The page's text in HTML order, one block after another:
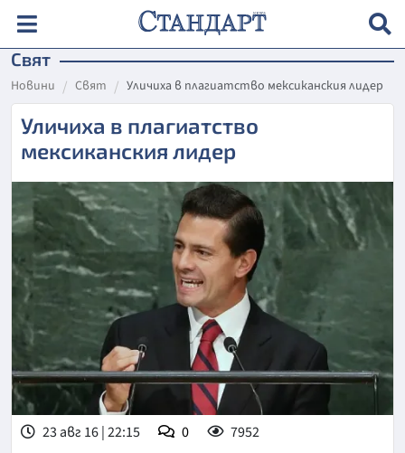
Свят
Новини Свят Уличиха в плагиатство мексиканския лидер
Уличиха в плагиатство
мексиканския лидер
23 авг 16 | 22:15 0 7952